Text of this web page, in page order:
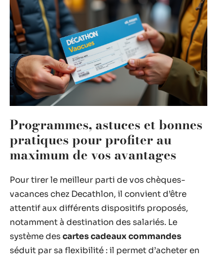
Programmes, astuces et bonnes
pratiques pour profiter au
maximum de vos avantages
Pour tirer le meilleur parti de vos chèques-
vacances chez Decathlon, il convient d’être
attentif aux différents dispositifs proposés,
notamment à destination des salariés. Le
système descartes cadeaux commandes
séduit par sa flexibilité : il permet d’acheter en